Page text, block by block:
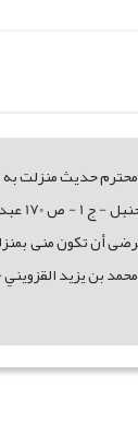
حديث منزلت به